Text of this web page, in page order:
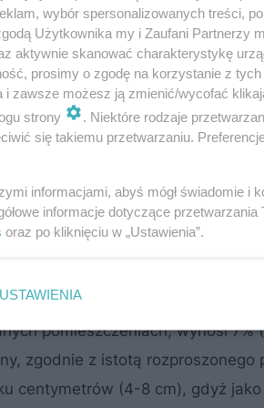
częstotliwość, a zatem
zawiera chociażby niewielkie
mają dwa bieguny. Reagują
się” cząsteczek wody
wodę. Za pomocą mikrofal
a więc również ciała
grzybów przerastających
a grzyby jeszcze więcej. Czy
ich skład? Przy płytkim
głębiej, część energii
tyle że znacznie
pomieszczeniach, wynosi 7%
zgodnie z istotą rozproszonego
centymetrów (4-8 cm), gdyż jako
wybór spersonalizowanych treści,
Użytkownika my i Zaufani Partnerzy
aktywnie skanować charakterystykę
prosimy o zgodę na korzystanie z tych
i zawsze możesz ją zmienić/wycofać
strony
. Niektóre rodzaje
się takiemu przetwarzaniu.
informacjami, abyś mógł świadomie i
informacje dotyczące
oraz po kliknięciu w „Ustawienia”.
USTAWIENIA